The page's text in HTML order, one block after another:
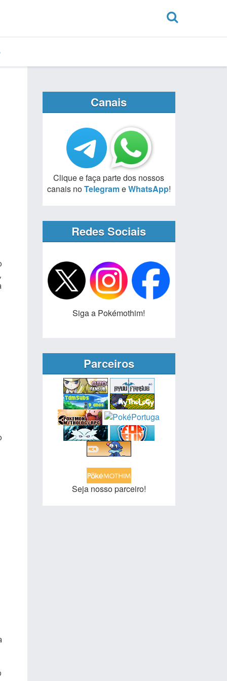
Canais
Clique e faça parte dos nossos
canais noTelegrameWhatsApp!
Redes Sociais
Siga a Pokémothim!
Parceiros
Seja nosso parceiro!